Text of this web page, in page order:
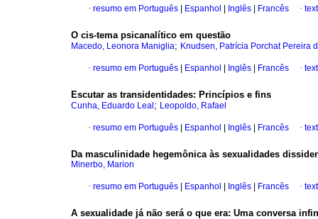
· resumo em Português Espanhol Inglês Francês ·
O cis-tema psicanalítico em questão
Macedo, Leonora Maniglia; Knudsen, Patrícia Porchat Pereira
· resumo em Português Espanhol Inglês Francês ·
Escutar as transidentidades: Princípios e fins
Cunha, Eduardo Leal ; Leopoldo, Rafael
· resumo em Português Espanhol Inglês Francês ·
Da masculinidade hegemônica às sexualidades
Minerbo, Marion
· resumo em Português Espanhol Inglês Francês ·
A sexualidade já não será o que era: Uma conversa